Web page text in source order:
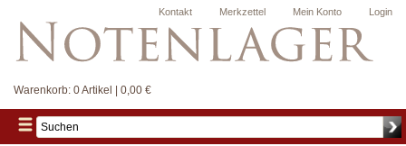
Login
Mein Konto
Merkzettel
Kontakt
Warenkorb: 0 Artikel | 0,00 €